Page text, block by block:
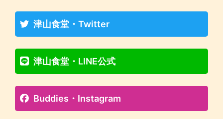
津山食堂・Twitter
津山食堂・LINE公式
Buddies・Instagram